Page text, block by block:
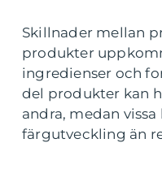
Skillnader mellan
produkter
ingredienser och
del produkter kan
andra, medan
färgutveckling än